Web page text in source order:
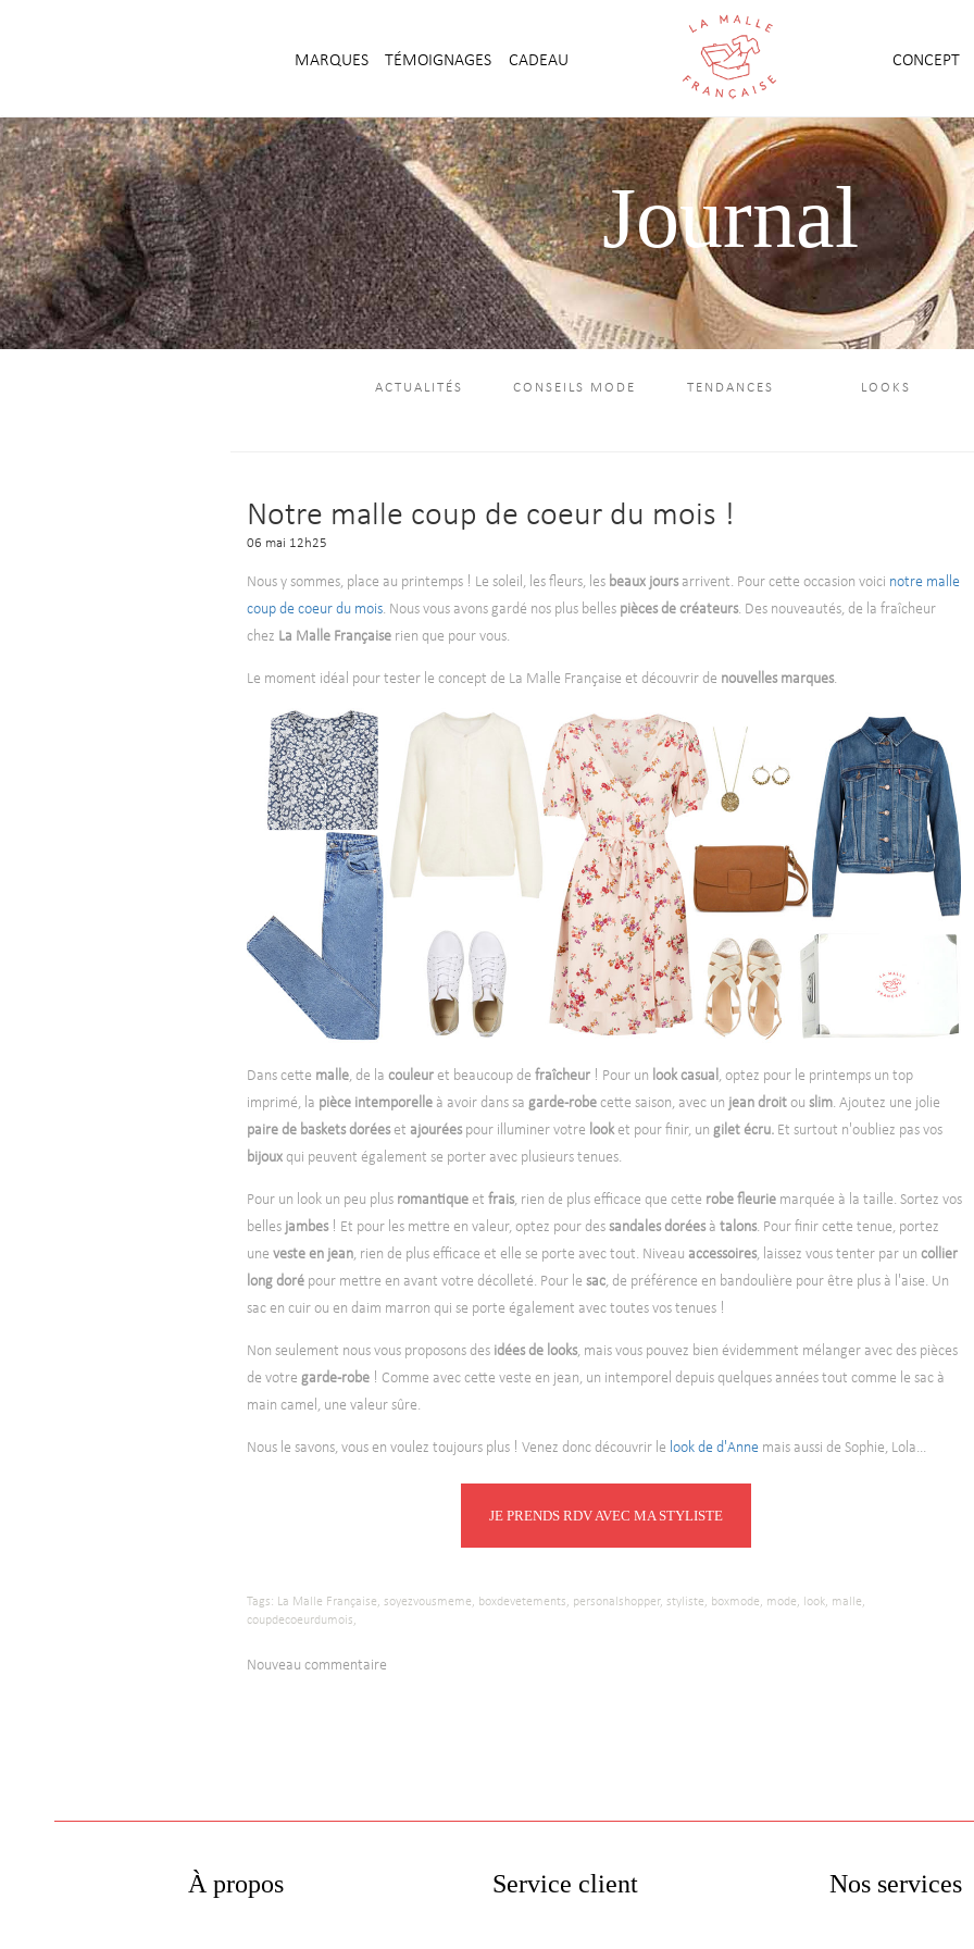
MARQUES TÉMOIGNAGES CADEAU CONCEPT
Journal
ACTUALITÉS CONSEILS MODE TENDANCES LOOKS
Notre malle coup de coeur du mois !
06 mai 12h25
Nous y sommes, place au printemps ! Le soleil, les fleurs, les beaux joursarrivent. Pour cette occasion voici notre malle
coup de coeur du mois. Nous vous avons gardé nos plus belles pièces de créateurs. Des nouveautés, de la fraîcheur
chez La Malle Française rien que pour vous.
Le moment idéal pour tester le concept de La Malle Française et découvrir de nouvelles marques.
Dans cette malle, de la couleur et beaucoup de fraîcheur ! Pour un look casual , optez pour le printemps un top
imprimé, la pièce intemporelle à avoir dans sa garde-robe cette saison, avec un jean droit ou slim. Ajoutez une jolie
paire de baskets doréeset ajourées pour illuminer votre looket pour finir, un gilet écru. Et surtout n'oubliez pas vos
bijoux qui peuvent également se porter avec plusieurs tenues.
Pour un look un peu plus romantique et frais, rien de plus efficace que cette robe fleurie marquée à la taille. Sortez vos
belles jambes! Et pour les mettre en valeur, optez pour des sandales doréesà talons. Pour finir cette tenue, portez
une veste en jean, rien de plus efficace et elle se porte avec tout. Niveau accessoires, laissez vous tenter par un collier
long doré pour mettre en avant votre décolleté. Pour le sac, de préférence en bandoulière pour être plus à l'aise. Un
sac en cuir ou en daim marron qui se porte également avec toutes vos tenues !
Non seulement nous vous proposons des idées de looks, mais vous pouvez bien évidemment mélanger avec des pièces
de votre garde-robe ! Comme avec cette veste en jean, un intemporel depuis quelques années tout comme le sac à
main camel, une valeur sûre.
Nous le savons, vous en voulez toujours plus ! Venez donc découvrir le look de d'Anne mais aussi de Sophie, Lola...
JE PRENDS RDV AVEC MA STYLISTE
Tags: La Malle Française, soyezvousmeme, boxdevetements, personalshopper, styliste, boxmode, mode, look, malle,
coupdecoeurdumois,
Nouveau commentaire
À propos Service client Nos services